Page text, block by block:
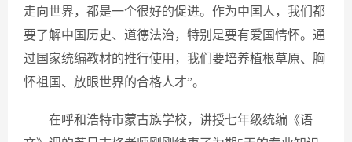
走向世界，都是一个很好的促进。作为中国人，我们都
要了解中国历史、道德法治，特别是要有爱国情怀。通
过国家统编教材的推行使用，我们要培养植根草原、胸
怀祖国、放眼世界的合格人才”。
在呼和浩特市蒙古族学校，讲授七年级统编《语